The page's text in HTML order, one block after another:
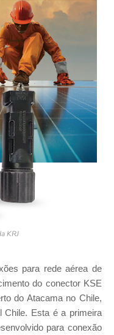
KRJ
para rede aérea de
do conector KSE
do Atacama no Chile,
Chile. Esta é a primeira
para conexão